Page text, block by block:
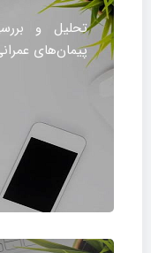
تحلیل و
پیمان‌های